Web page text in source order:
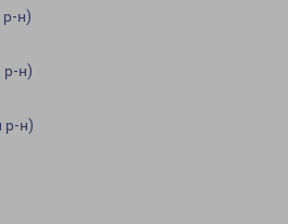
р-н)
р-н)
р-н)